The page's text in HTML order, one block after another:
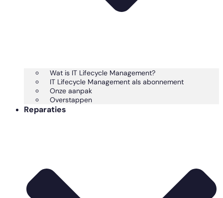
Wat is IT Lifecycle Management?
IT Lifecycle Management als abonnement
Onze aanpak
Overstappen
Reparaties